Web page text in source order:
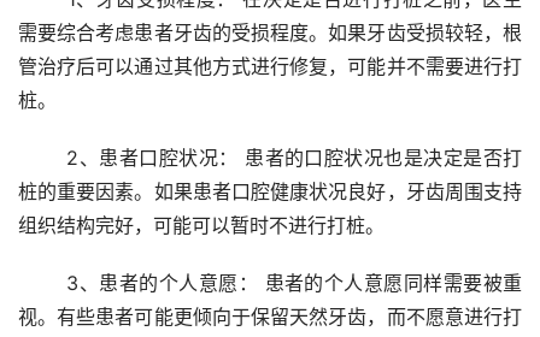
需要综合考虑患者牙齿的受损程度。如果牙齿受损较轻，根
管治疗后可以通过其他方式进行修复，可能并不需要进行打
桩。
桩的重要因素。如果患者口腔健康状况良好，牙齿周围支持
组织结构完好，可能可以暂时不进行打桩。
视。有些患者可能更倾向于保留天然牙齿，而不愿意进行打